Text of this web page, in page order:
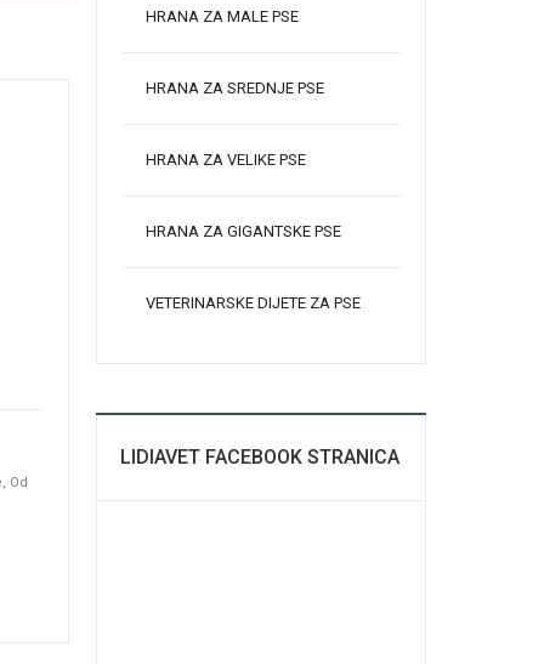
Od
HRANA ZA MALE PSE
HRANA ZA SREDNJE PSE
HRANA ZA VELIKE PSE
HRANA ZA GIGANTSKE PSE
VETERINARSKE DIJETE ZA PSE
LIDIAVET FACEBOOK STRANICA